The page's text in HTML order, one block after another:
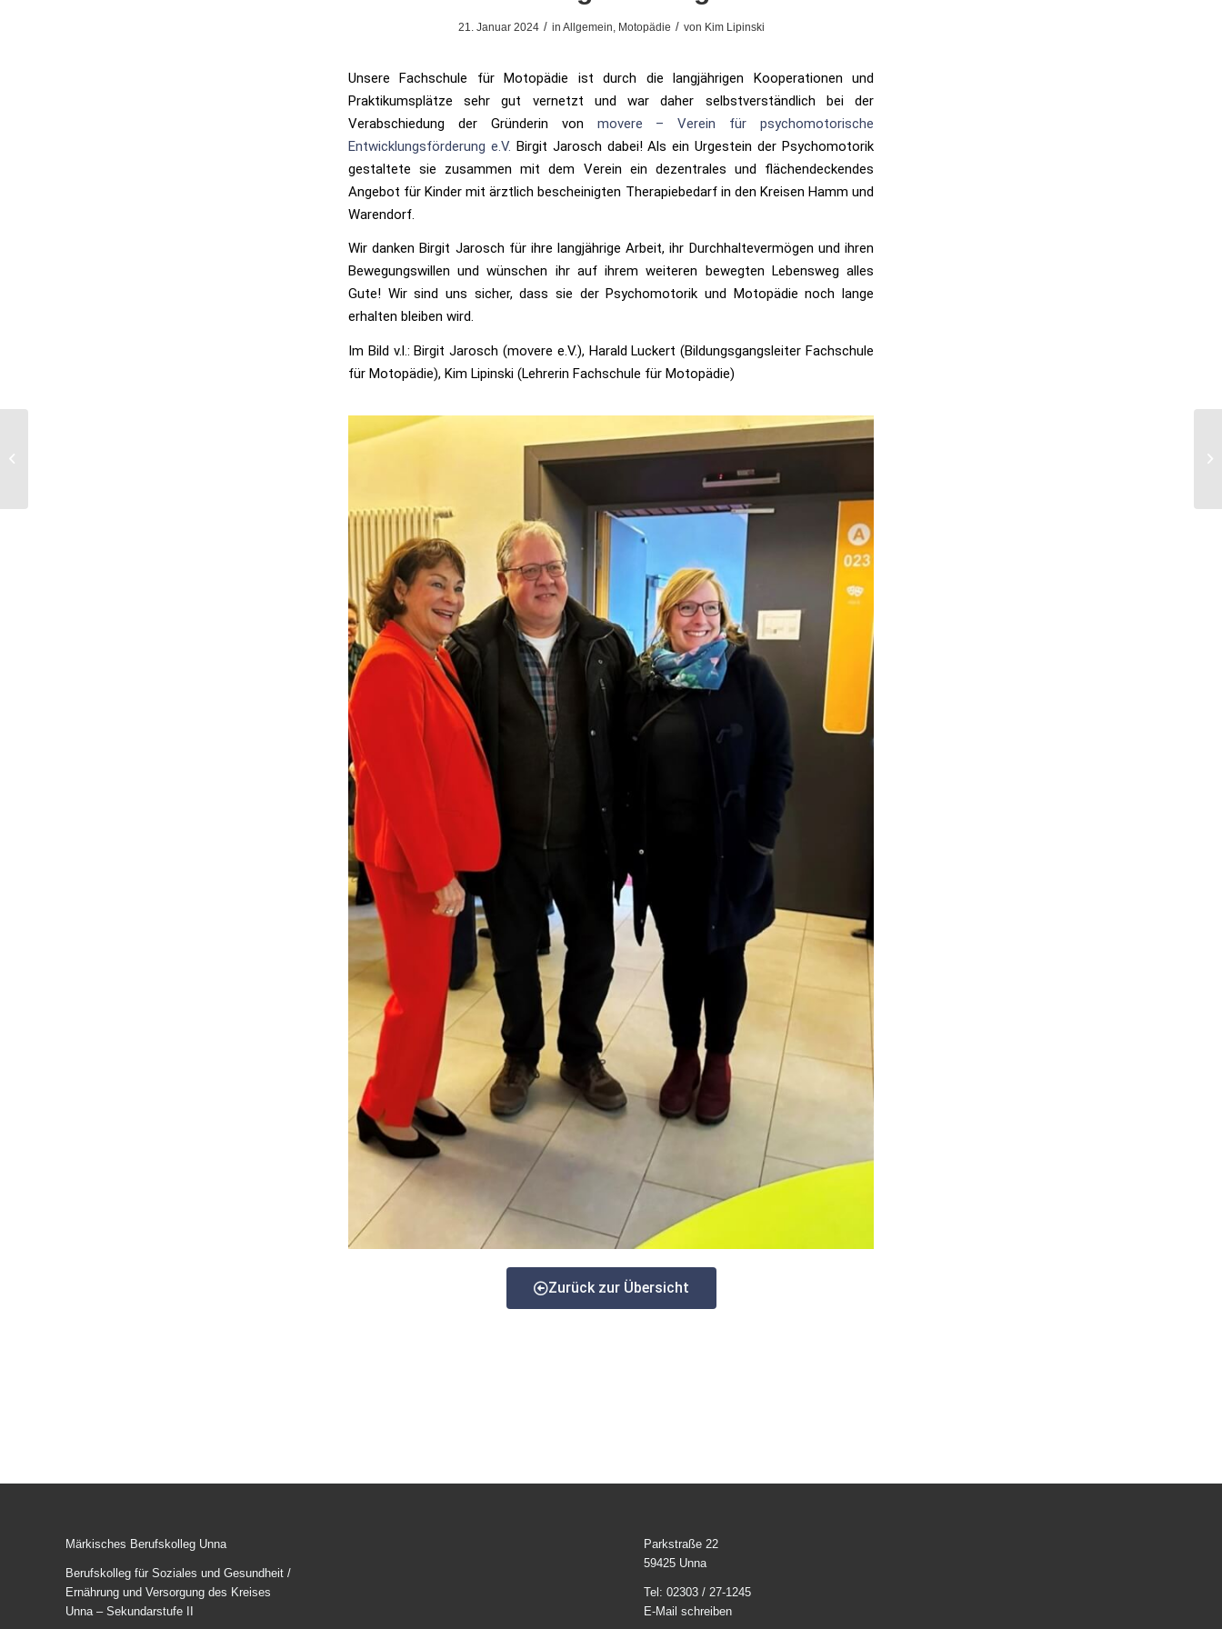
21. Januar 2024 / in Allgemein, Motopädie / von Kim Lipinski
Unsere Fachschule für Motopädie ist durch die langjährigen Kooperationen und
Praktikumsplätze sehr gut vernetzt und war daher selbstverständlich bei der
Verabschiedung der Gründerin von movere – Verein für psychomotorische
Entwicklungsförderung e.V. Birgit Jarosch dabei! Als ein Urgestein der Psychomotorik
gestaltete sie zusammen mit dem Verein ein dezentrales und flächendeckendes
Angebot für Kinder mit ärztlich bescheinigten Therapiebedarf in den Kreisen Hamm und
Warendorf.
Wir danken Birgit Jarosch für ihre langjährige Arbeit, ihr Durchhaltevermögen und ihren
Bewegungswillen und wünschen ihr auf ihrem weiteren bewegten Lebensweg alles
Gute! Wir sind uns sicher, dass sie der Psychomotorik und Motopädie noch lange
erhalten bleiben wird.
Im Bild v.l.: Birgit Jarosch (movere e.V.), Harald Luckert (Bildungsgangsleiter Fachschule
für Motopädie), Kim Lipinski (Lehrerin Fachschule für Motopädie)
Zurück zur Übersicht
Märkisches Berufskolleg Unna
Berufskolleg für Soziales und Gesundheit /
Ernährung und Versorgung des Kreises
Unna – Sekundarstufe II
Parkstraße 22
59425 Unna
Tel: 02303 / 27-1245
E-Mail schreiben